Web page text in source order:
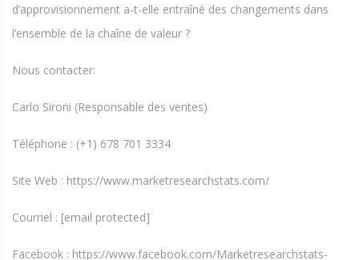
d’approvisionnement a-t-elle entraîné des changements dans
l’ensemble de la chaîne de valeur ?
Nous contacter:
Carlo Sironi (Responsable des ventes)
Téléphone : (+1) 678 701 3334
Site Web : https://www.marketresearchstats.com/
Courriel : [email protected]
Facebook : https://www.facebook.com/Marketresearchstats-